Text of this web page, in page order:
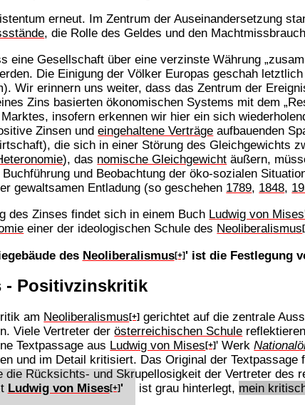
erneut. Im Zentrum der Auseinandersetzung
, die Rolle des Geldes und den
Gesellschaft über eine verzinste Währung
Die Einigung der Völker Europas geschah
Wir erinnern uns weiter, dass das Zentrum der
Zins basierten ökonomischen Systems mit dem
insofern erkennen wir hier ein sich
Zinsen undeingehaltene Verträge aufbauenden
die sich in einer Störung des Gleichgewichts
), das nomische Gleichgewicht äußern,
und Beobachtung der öko-sozialen
gewaltsamen Entladung (so geschehen 1789, 1848,
des Zinses findet sich in einem Buch Ludwig von
einer der ideologischen Schule des Neoliberalismus
des Neoliberalismus[+]' ist die Festlegung
- Positivzinskritik
am Neoliberalismus[+] gerichtet auf die zentrale
Viele Vertreter derösterreichischen Schule
Textpassage aus Ludwig von Mises[+]' Werk
und im Detail kritisiert. Das Original der Textpassage
die Rücksichts- und Skrupellosigkeit der Vertreter des
Ludwig von Mises[+]' ist grau hinterlegt, mein